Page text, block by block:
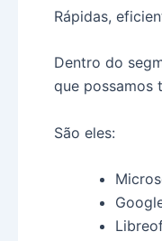
Rápidas,
Dentro do
que possamos
São eles: